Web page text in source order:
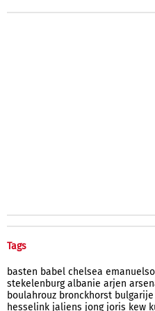
Tags
basten babel chelsea
stekelenburg albanie arjen
boulahrouz bronckhorst bulgarije
hesselink jaliens jong joris kew